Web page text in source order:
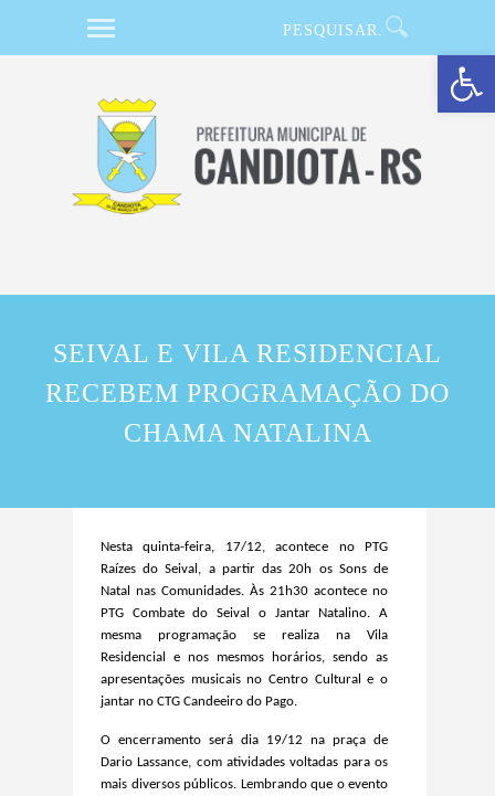
Barra de Ferramentas Aberta
SEIVAL E VILA RESIDENCIAL
RECEBEM PROGRAMAÇÃO DO
CHAMA NATALINA
Nesta quinta-feira, 17/12, acontece no PTG
Raízes do Seival, a partir das 20h os Sons de
Natal nas Comunidades. Às 21h30 acontece no
PTG Combate do Seival o Jantar Natalino. A
mesma programação se realiza na Vila
Residencial e nos mesmos horários, sendo as
apresentações musicais no Centro Cultural e o
jantar no CTG Candeeiro do Pago.
O encerramento será dia 19/12 na praça de
Dario Lassance, com atividades voltadas para os
mais diversos públicos. Lembrando que o evento